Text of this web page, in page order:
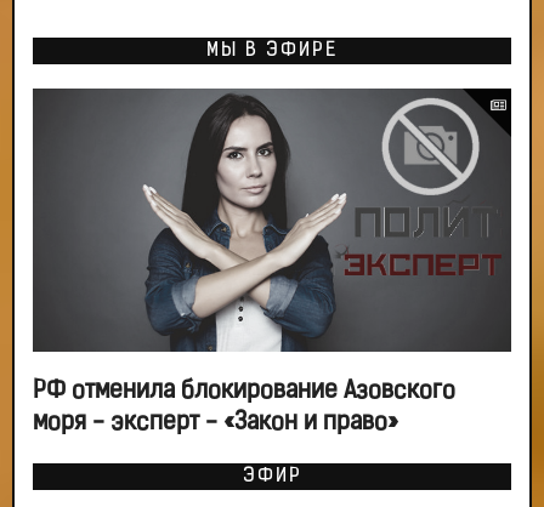
МЫ В ЭФИРЕ
РФ отменила блокирование Азовского
моря - эксперт - «Закон и право»
ЭФИР